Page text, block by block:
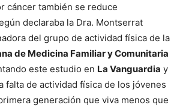
cáncer también se reduce
declaraba la Dra. Montserrat
del grupo de actividad física de la
de Medicina Familiar y Comunitaria
este estudio en La Vanguardia y
falta de actividad física de los jóvenes
generación que viva menos que